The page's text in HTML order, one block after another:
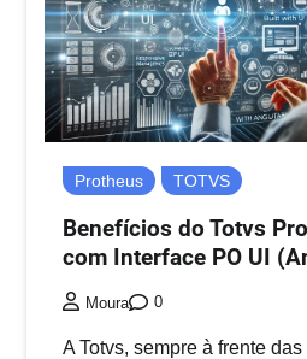
Protheus TOTVS
Benefícios do Totvs
com Interface PO UI
Moura 0
A Totvs, sempre à frente das